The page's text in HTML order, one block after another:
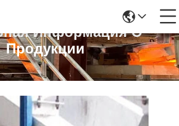
Информация О
Продукции